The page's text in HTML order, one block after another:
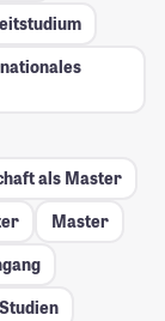
als Master
Master